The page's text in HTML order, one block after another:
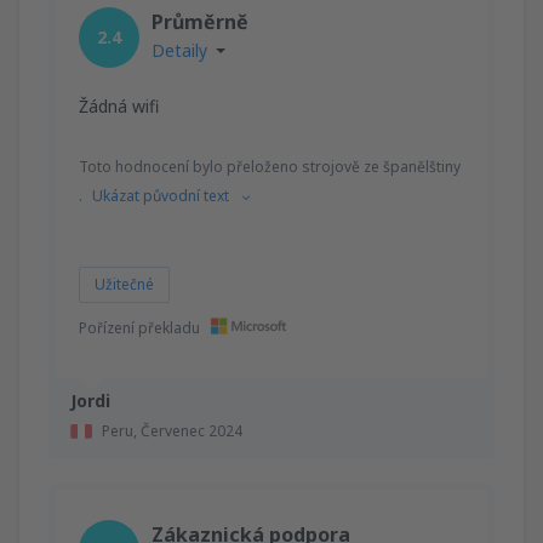
Jordi
Peru, Červenec 2024
2.4
Průměrně
Detaily
Žádná wifi
Toto hodnocení bylo přeloženo strojově ze španělštiny
. Ukázat původní text
Užitečné
Pořízení překladu
Zákaznická podpora